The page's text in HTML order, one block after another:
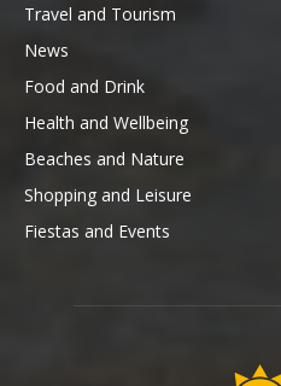
Travel and Tourism
News
Food and Drink
Health and Wellbeing
Beaches and Nature
Shopping and Leisure
Fiestas and Events